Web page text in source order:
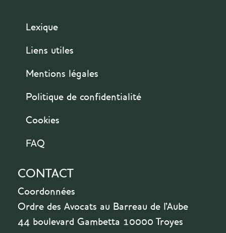
Lexique
Liens utiles
Mentions légales
Politique de confidentialité
Cookies
FAQ
CONTACT
Coordonnées
Ordre des Avocats au Barreau de l'Aube
44 boulevard Gambetta 10000 Troyes